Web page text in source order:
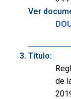
Ver
Título:
de